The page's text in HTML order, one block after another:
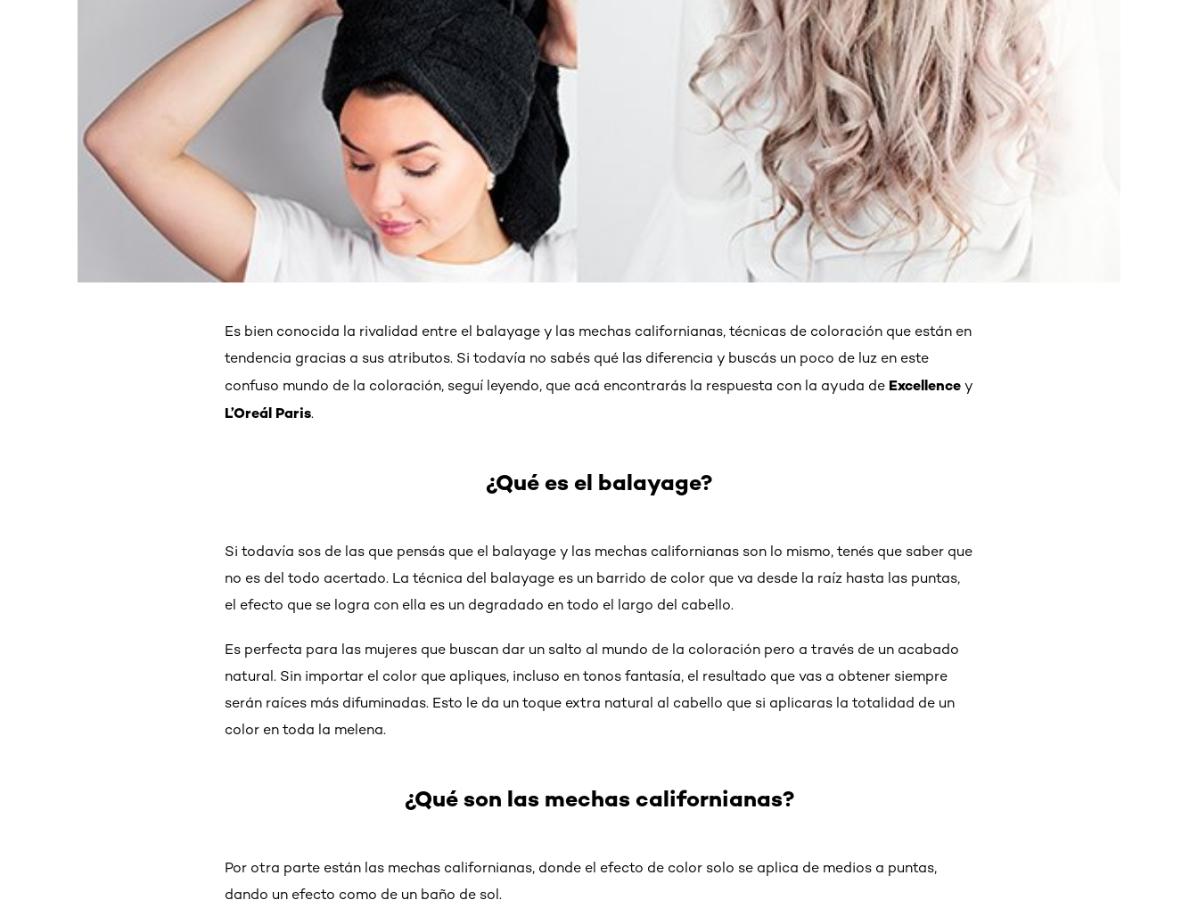
Es bien conocida la rivalidad entre el balayage y las mechas californianas, técnicas de coloración que están en
tendencia gracias a sus atributos. Si todavía no sabés qué las diferencia y buscás un poco de luz en este
confuso mundo de la coloración, seguí leyendo, que acá encontrarás la respuesta con la ayuda de Excellence y
L’Oreál Paris.
¿Qué es el balayage?
Si todavía sos de las que pensás que el balayage y las mechas californianas son lo mismo, tenés que saber que
no es del todo acertado. La técnica del balayage es un barrido de color que va desde la raíz hasta las puntas,
el efecto que se logra con ella es un degradado en todo el largo del cabello.
Es perfecta para las mujeres que buscan dar un salto al mundo de la coloración pero a través de un acabado
natural. Sin importar el color que apliques, incluso en tonos fantasía, el resultado que vas a obtener siempre
serán raíces más difuminadas. Esto le da un toque extra natural al cabello que si aplicaras la totalidad de un
color en toda la melena.
¿Qué son las mechas californianas?
Por otra parte están las mechas californianas, donde el efecto de color solo se aplica de medios a puntas,
dando un efecto como de un baño de sol.